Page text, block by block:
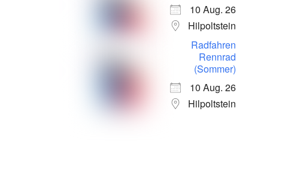
10 Aug. 26
Hilpoltstein
Radfahren
Rennrad
(Sommer)
10 Aug. 26
Hilpoltstein